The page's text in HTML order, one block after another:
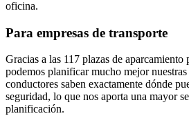
Para empresas de transporte
Gracias a las 117 plazas de aparcamiento
podemos planificar mucho mejor
conductores saben exactamente dónde
seguridad, lo que nos aporta una mayor
planificación.